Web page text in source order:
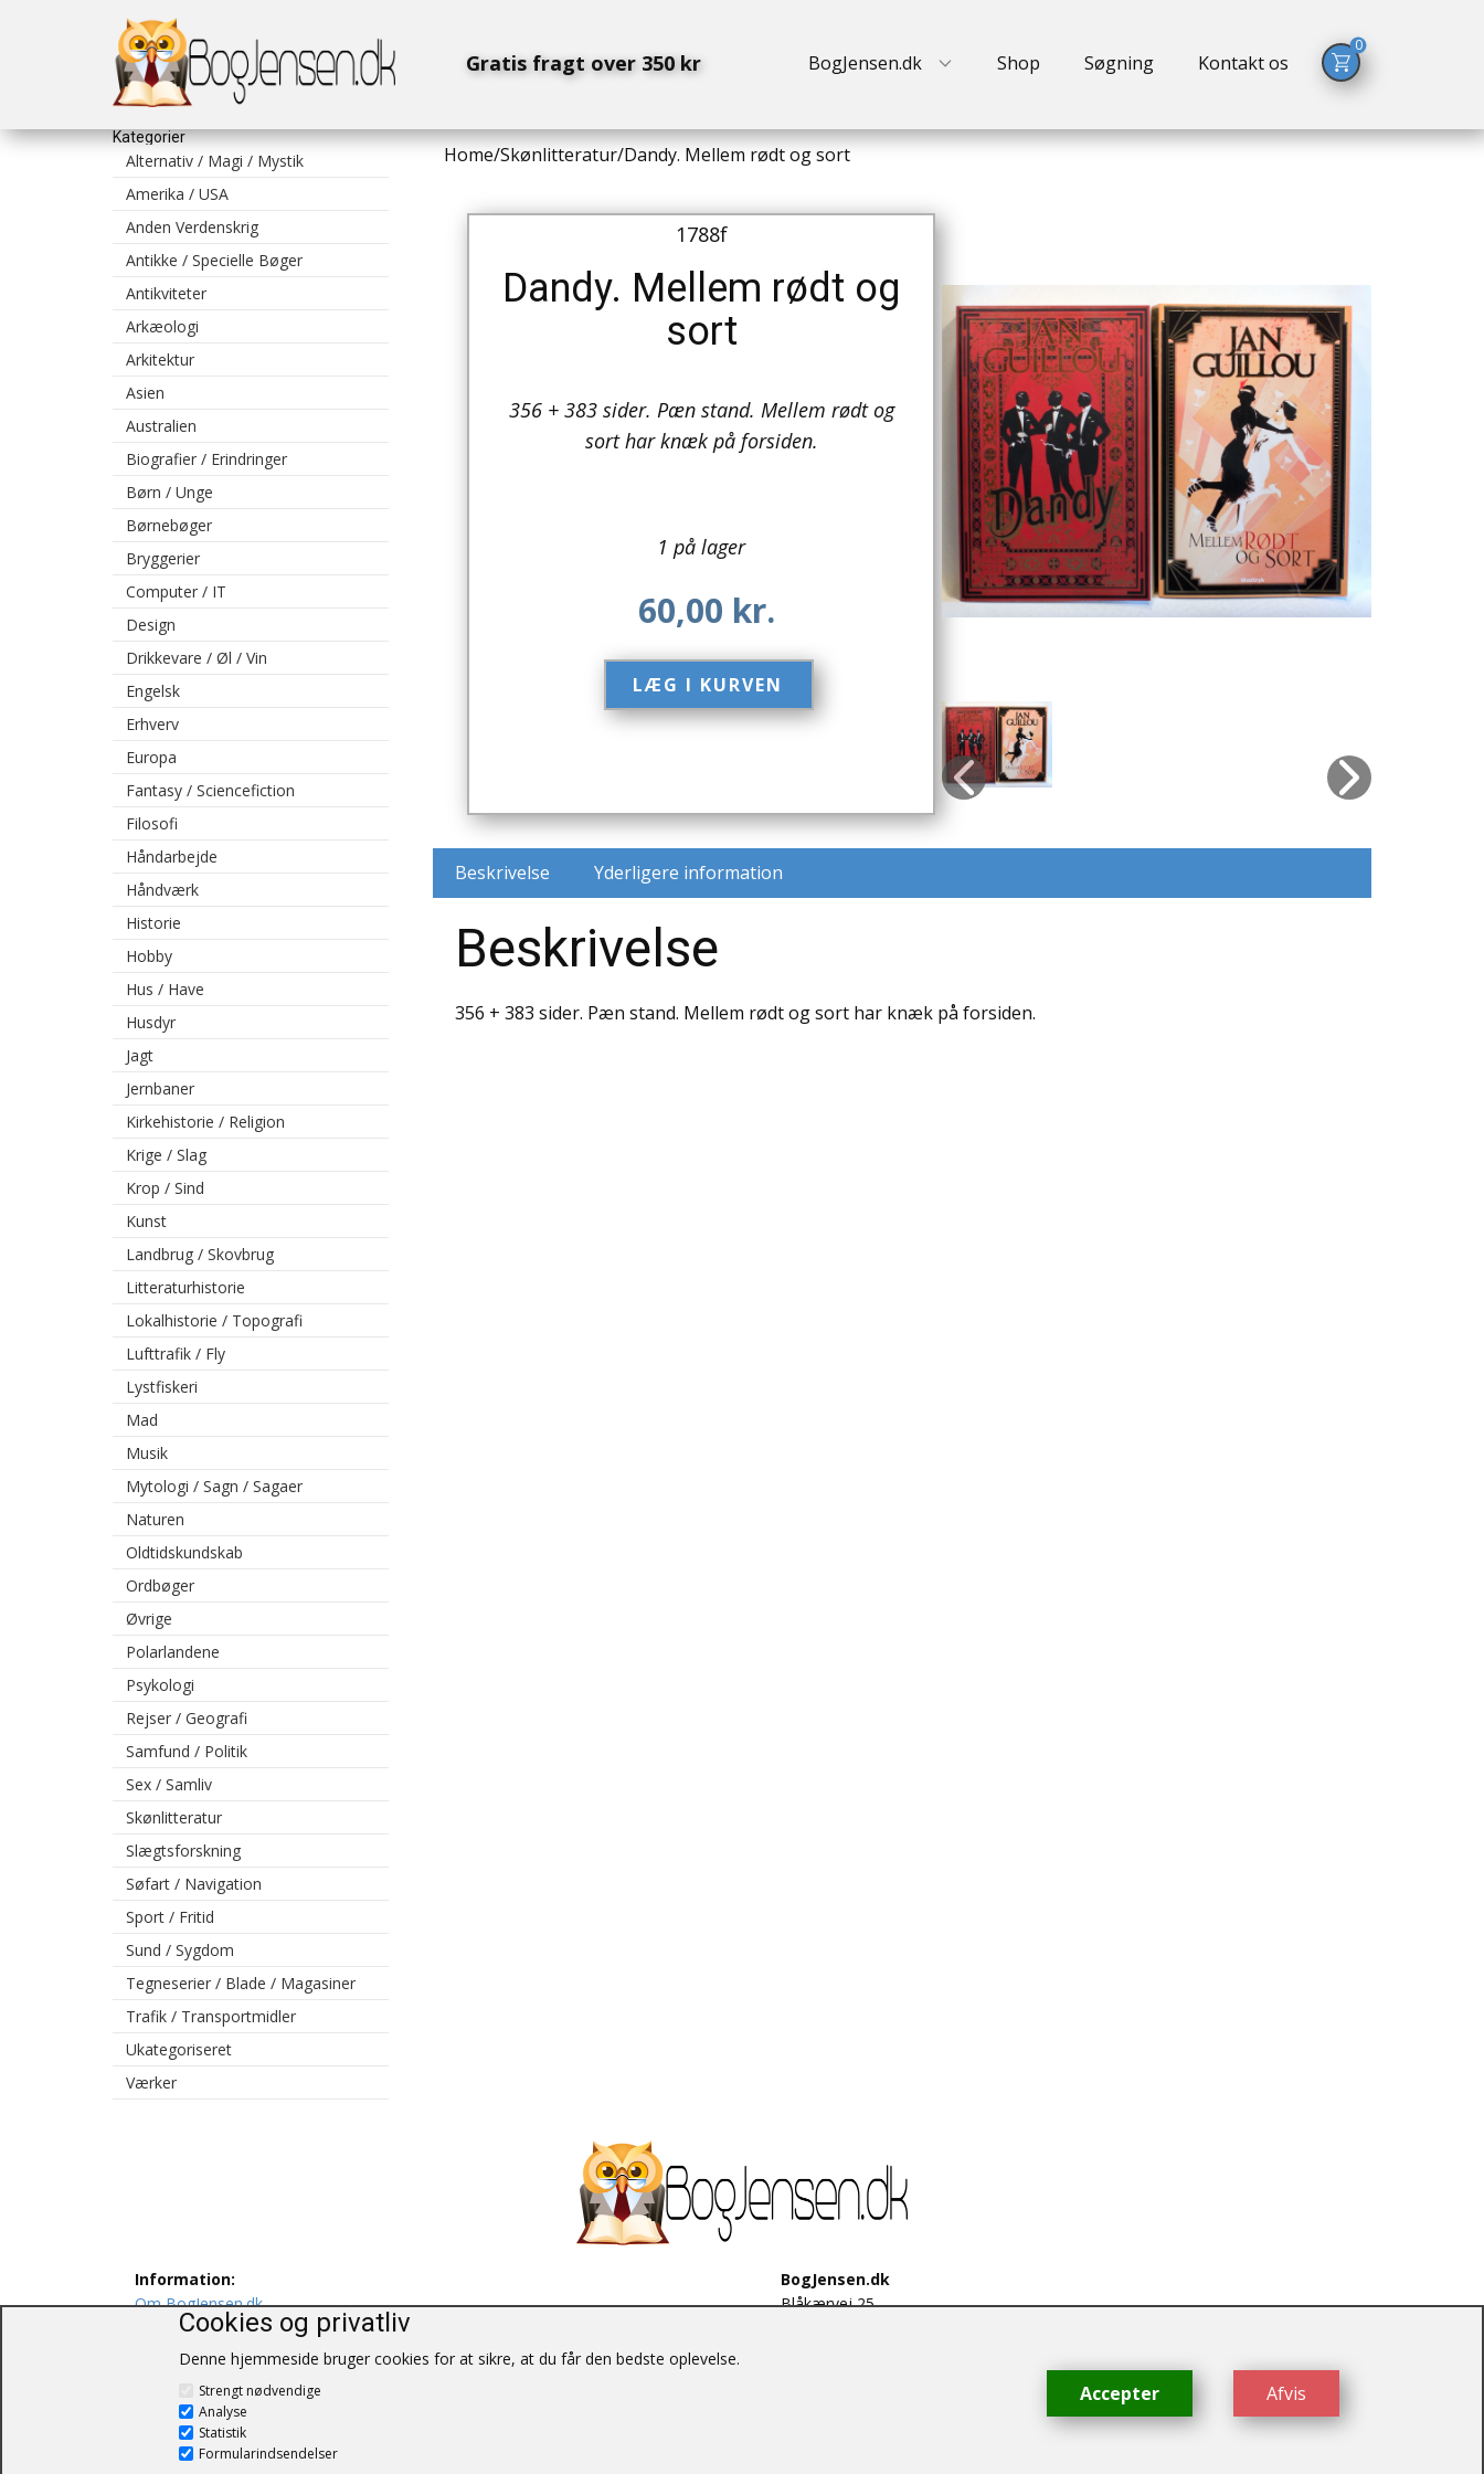
BogJensen.dk Shop Søgning Kontakt os
Gratis fragt over 350 kr
0
Kategorier
Alternativ / Magi / Mystik
Amerika / USA
Anden Verdenskrig
Antikke / Specielle Bøger
Antikviteter
Arkæologi
Arkitektur
Asien
Australien
Biografier / Erindringer
Børn / Unge
Børnebøger
Bryggerier
Computer / IT
Design
Drikkevare / Øl / Vin
Engelsk
Erhverv
Europa
Fantasy / Sciencefiction
Filosofi
Håndarbejde
Håndværk
Historie
Hobby
Hus / Have
Husdyr
Jagt
Jernbaner
Kirkehistorie / Religion
Krige / Slag
Krop / Sind
Kunst
Landbrug / Skovbrug
Litteraturhistorie
Lokalhistorie / Topografi
Lufttrafik / Fly
Lystfiskeri
Mad
Musik
Mytologi / Sagn / Sagaer
Naturen
Oldtidskundskab
Ordbøger
Øvrige
Polarlandene
Psykologi
Rejser / Geografi
Samfund / Politik
Sex / Samliv
Skønlitteratur
Slægtsforskning
Søfart / Navigation
Sport / Fritid
Sund / Sygdom
Tegneserier / Blade / Magasiner
Trafik / Transportmidler
Ukategoriseret
Værker
Home/Skønlitteratur/Dandy. Mellem rødt og sort
1788f
Dandy. Mellem rødt og
sort
356 + 383 sider. Pæn stand. Mellem rødt og
sort har knæk på forsiden.
1 på lager
60,00 kr.
LÆG I KURVEN​
Beskrivelse Yderligere information
Beskrivelse
356 + 383 sider. Pæn stand. Mellem rødt og sort har knæk på forsiden.
Information:
Om BogJensen.dk
Levering
Persondatapolitik
Salgs og leveringsbetingelser
Kontakt os
BogJensen.dk
Blåkærvej 25
Cookies og privatliv
Denne hjemmeside bruger cookies for at sikre, at du får den bedste oplevelse.
Strengt nødvendige
Analyse
Statistik
Formularindsendelser
Afvis
Accepter